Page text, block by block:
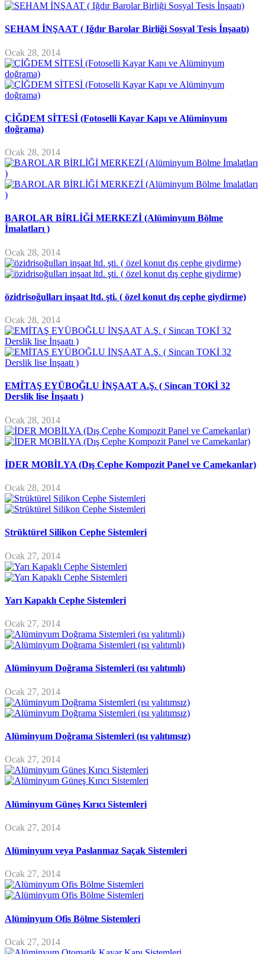
SEHAM İNŞAAT ( Iğdır Barolar Birliği Sosyal Tesis İnşaatı)
Ocak 28, 2014
ÇİĞDEM SİTESİ (Fotoselli Kayar Kapı ve Alüminyum
doğrama)
Ocak 28, 2014
BAROLAR BİRLİĞİ MERKEZİ (Alüminyum Bölme
İmalatları )
Ocak 28, 2014
özidrisoğulları inşaat ltd. şti. ( özel konut dış cephe giydirme)
Ocak 28, 2014
EMİTAŞ EYÜBOĞLU İNŞAAT A.Ş. ( Sincan TOKİ 32
Derslik lise İnşaatı )
Ocak 28, 2014
İDER MOBİLYA (Dış Cephe Kompozit Panel ve Camekanlar)
Ocak 28, 2014
Strüktürel Silikon Cephe Sistemleri
Ocak 27, 2014
Yarı Kapaklı Cephe Sistemleri
Ocak 27, 2014
Alüminyum Doğrama Sistemleri (ısı yalıtımlı)
Ocak 27, 2014
Alüminyum Doğrama Sistemleri (ısı yalıtımsız)
Ocak 27, 2014
Alüminyum Güneş Kırıcı Sistemleri
Ocak 27, 2014
Alüminyum veya Paslanmaz Saçak Sistemleri
Ocak 27, 2014
Alüminyum Ofis Bölme Sistemleri
Ocak 27, 2014